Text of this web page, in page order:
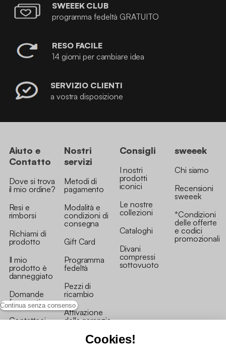
Continua senza consenso
Cookies!
SWEEEK CLUB
programma fedeltà GRATUITO
RESO FACILE
14 giorni per cambiare idea
SERVIZIO CLIENTI
a vostra disposizione
Aiuto e
Contatto
Dove si trova
il mio ordine?
Resi e
rimborsi
Richiami di
prodotto
Il mio
prodotto è
danneggiato
Domande
frequenti
Contattaci
Nostri
servizi
Metodi di
pagamento
Modalità e
condizioni di
consegna
Gift Card
Programma
fedeltà
Pezzi di
ricambio
Attivazione
della garanzia
Consigli
I nostri
prodotti
iconici
Le nostre
collezioni
Cataloghi
Divani
compressi
sottovuoto
sweeek
Chi siamo
Recensioni
sweeek
*Condizioni
delle offerte
e codici
promozionali